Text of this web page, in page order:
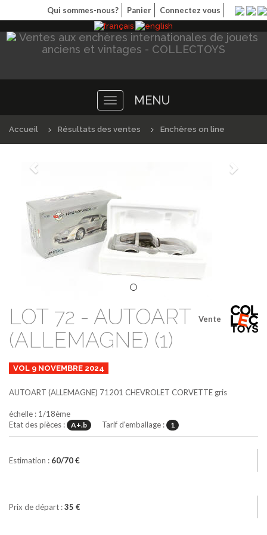
Qui sommes-nous? Panier Connectez vous
Toggle
navigation
MENU
Accueil Résultats des ventes Enchères on line
Précédént
Vente
LOT 72 - AUTOART
(ALLEMAGNE) (1)
VOL 9 NOVEMBRE 2024
AUTOART (ALLEMAGNE) 71201 CHEVROLET CORVETTE gris
échelle : 1/18ème
Etat des pièces :
A+.b Tarif d'emballage : 1
Estimation : 60/70 €
Prix de départ :35 €